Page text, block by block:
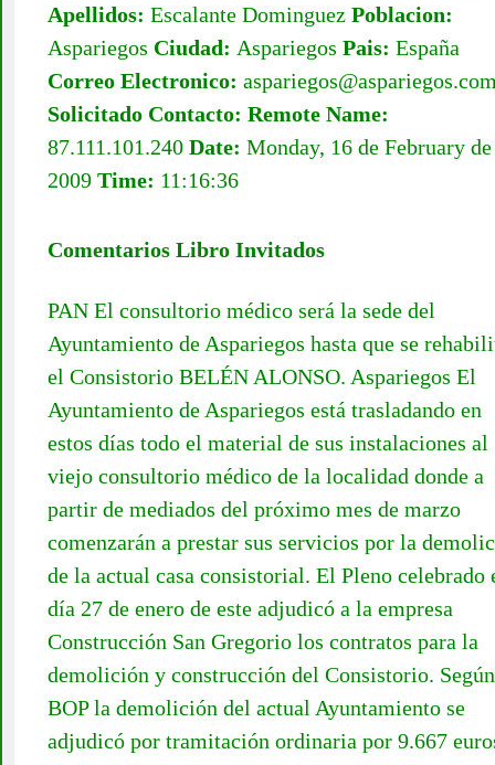
Apellidos: Escalante Dominguez Poblacion:
Aspariegos Ciudad: Aspariegos Pais: España
Correo Electronico:
Solicitado Contacto: Remote Name:
87.111.101.240 Date: Monday, 16 de February de
2009 Time: 11:16:36
Comentarios Libro Invitados
PAN El consultorio médico será la sede del
Ayuntamiento de Aspariegos hasta que se
el Consistorio BELÉN ALONSO. Aspariegos El
Ayuntamiento de Aspariegos está trasladando en
estos días todo el material de sus instalaciones al
viejo consultorio médico de la localidad donde a
partir de mediados del próximo mes de marzo
comenzarán a prestar sus servicios por la
de la actual casa consistorial. El Pleno celebrado
día 27 de enero de este adjudicó a la empresa
Construcción San Gregorio los contratos para la
demolición y construcción del Consistorio.
BOP la demolición del actual Ayuntamiento se
adjudicó por tramitación ordinaria por 9.667